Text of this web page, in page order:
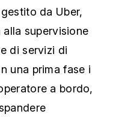
da Uber,
supervisione
di servizi di
una prima fase i
a bordo,